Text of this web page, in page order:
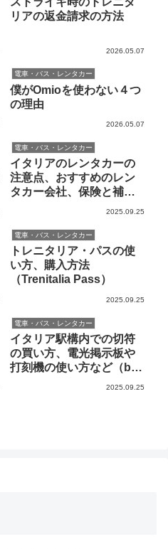
リアの返金請求の方法
2026.05.07
電車・バス・レンタカー
僕がOmioを使わない４つ
の理由
2026.05.07
電車・バス・レンタカー
イタリアのレンタカーの
注意点、おすすめのレン
タカー会社、保険と補償
2025.09.25
電車・バス・レンタカー
トレニタリア・パスの使
い方、購入方法
（Trenitalia Pass）
2025.09.25
電車・バス・レンタカー
イタリア駅構内での切符
の買い方、電光掲示板や
打刻機の使い方など（by
2025.09.25